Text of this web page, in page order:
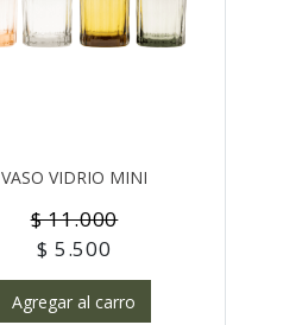
VASO VIDRIO MINI
$ 11.000
$ 5.500
Agregar al carro